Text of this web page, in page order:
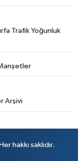
Trafik Yoğunluk
Arşivi
hakkı saklıdır.